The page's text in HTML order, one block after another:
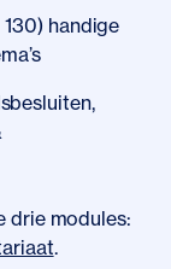
handige
drie modules:
.